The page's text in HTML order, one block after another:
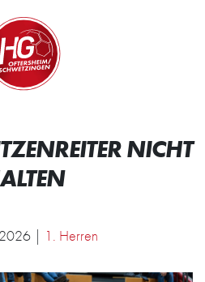
Startseite
NICHT
| 1. Herren